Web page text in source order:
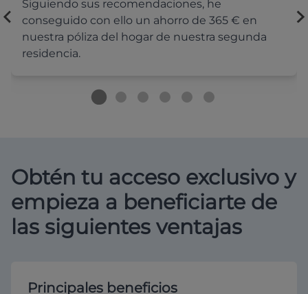
Siguiendo sus recomendaciones, he
conseguido con ello un ahorro de 365 € en
nuestra póliza del hogar de nuestra segunda
residencia.
Obtén tu acceso exclusivo y
empieza a beneficiarte de
las siguientes ventajas
Principales beneficios